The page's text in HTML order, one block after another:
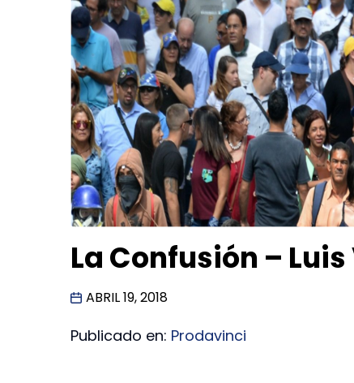
La Confusión –
ABRIL 19, 2018
Publicado en: Prodavinci